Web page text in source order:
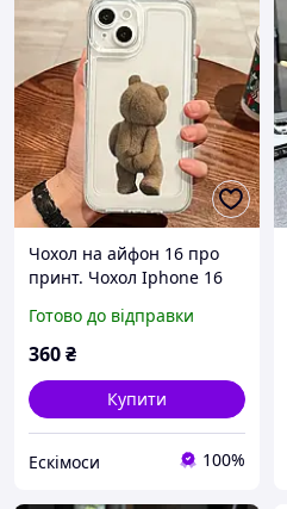
Чохол на айфон 16 про
принт. Чохол Iphone 16
Готово до відправки
360₴
Купити
Ескімоси 100%